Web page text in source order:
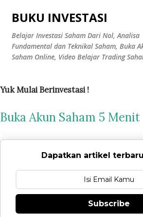
Langsung ke konten
BUKU INVESTASI
Belajar Investasi Saham Dari Nol, Analisa
Fundamental dan Teknikal Saham, Buka
Saham Online, Video Belajar Trading
Yuk Mulai Berinvestasi !
Buka Akun Saham 5 Menit
Dapatkan artikel terbaru
Subscribe